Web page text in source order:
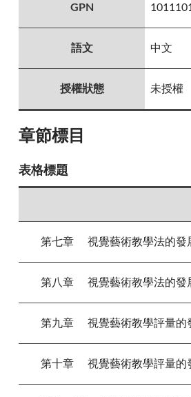
GPN
語文 中文
授權狀態 未授權
章節標目
表格標題
第七章 視覺藝術教學法的發展
第八章 視覺藝術教學法的發展
第九章 視覺藝術教學評量的發
第十章 視覺藝術教學評量的發